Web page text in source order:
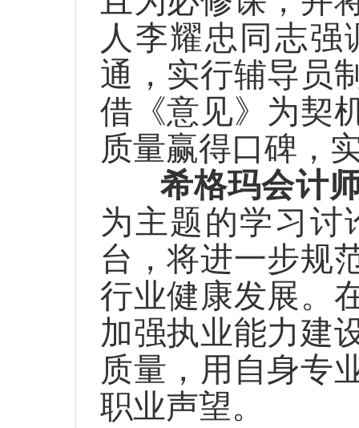
人李耀忠同志
通，实行辅导员
借《意见》为契
质量赢得口碑，
希格玛会计
为主题的学习讨
台，将进一步规
行业健康发展。
加强执业能力建
质量，用自身专
职业声望。